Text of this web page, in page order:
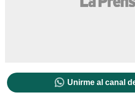
Unirme al canal